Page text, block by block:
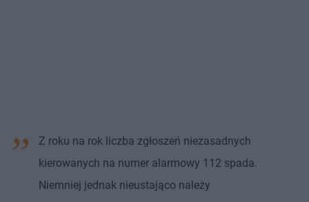
Z roku na rok liczba zgłoszeń niezasadnych
kierowanych na numer alarmowy 112 spada.
Niemniej jednak nieustająco należy